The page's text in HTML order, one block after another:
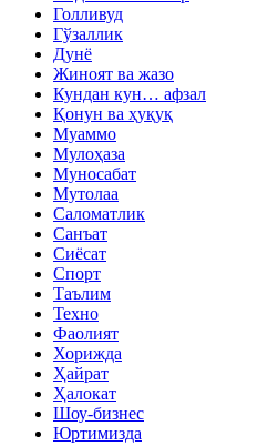
Голливуд
Гўзаллик
Дунё
Жиноят ва жазо
Кундан кун… афзал
Қонун ва ҳуқуқ
Муаммо
Мулоҳаза
Муносабат
Мутолаа
Саломатлик
Санъат
Сиёсат
Спорт
Таълим
Техно
Фаолият
Хорижда
Ҳайрат
Ҳалокат
Шоу-бизнес
Юртимизда